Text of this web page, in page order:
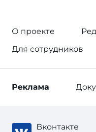
О проекте
Для сотрудников
Реклама
Вконтакте